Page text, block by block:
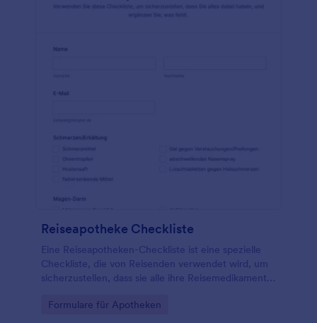
Reiseapotheke Checkliste
Eine Reiseapotheken-Checkliste ist eine spezielle
Checkliste, die von Reisenden verwendet wird, um
sicherzustellen, dass sie alle ihre Reisemedikamente
Go to Category:
Formulare für Apotheken